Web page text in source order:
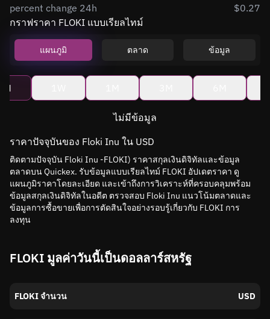
percent change 24h
$0.27
กราฟราคา FLOKI แบบเรียลไทม์
แผนภูมิ ตลาด ข้อมูล
ไม่มีข้อมูล
ราคาปัจจุบันของ Floki Inu ใน USD
ติดตามปัจจุบัน Floki Inu -FLOKI) ราคาสกุลเงินดิจิทัลและข้อมูล
ตลาดบน Quickex. รับข้อมูลแบบเรียลไทม์ FLOKI อัปเดตราคา ดู
แผนภูมิราคาโดยละเอียด และเข้าถึงการวิเคราะห์ที่ครอบคลุมพร้อม
ข้อมูลสกุลเงินดิจิทัลในอดีต ตรวจสอบ Floki Inu แนวโน้มตลาดและ
ข้อมูลการซื้อขายเพื่อการตัดสินใจอย่างรอบรู้เกี่ยวกับ FLOKI การ
ลงทุน
FLOKI มูลค่าวันนี้เป็นดอลลาร์สหรัฐ
FLOKI จำนวน USD